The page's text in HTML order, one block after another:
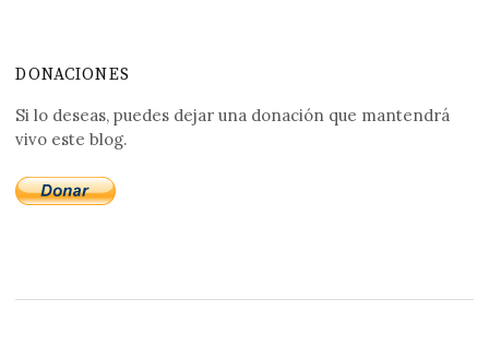
DONACIONES
Si lo deseas, puedes dejar una donación que mantendrá
vivo este blog.